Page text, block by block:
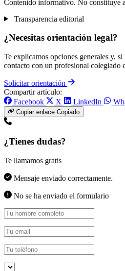
Contenido informativo. No constituye
Transparencia editorial
¿Necesitas orientación legal?
Te explicamos opciones generales y,
contacto con un profesional colegiado
Solicitar orientación
Compartir artículo:
Facebook
X LinkedIn
Copiar enlace Copiado
¿Tienes dudas?
Te llamamos gratis
Mensaje enviado correctamente.
No se ha enviado el formulario